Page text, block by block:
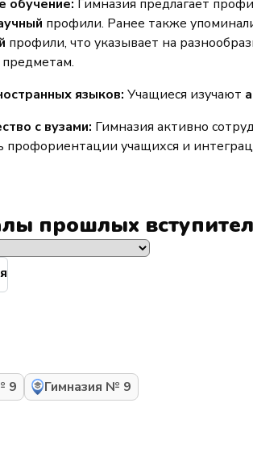
обучение: Гимназия предлагает
профили. Ранее также
профили, что указывает на
языков: Учащиеся изучают
с вузами: Гимназия активно
профориентации учащихся и
прошлых
9 Гимназия № 9